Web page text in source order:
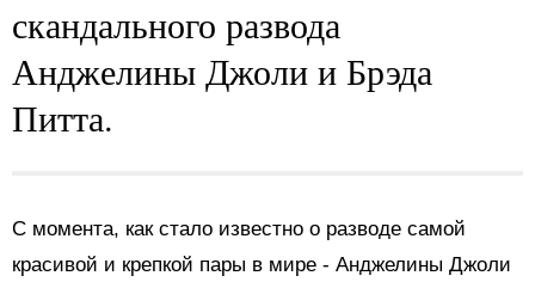
скандального развода
Анджелины Джоли и Брэда
Питта.
С момента, как стало известно о разводе самой
красивой и крепкой пары в мире - Анджелины Джоли